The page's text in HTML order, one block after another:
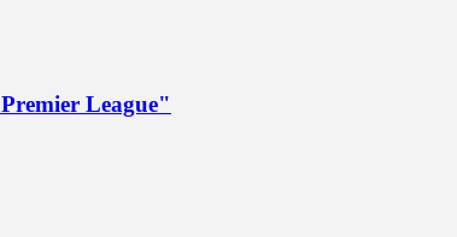
League"